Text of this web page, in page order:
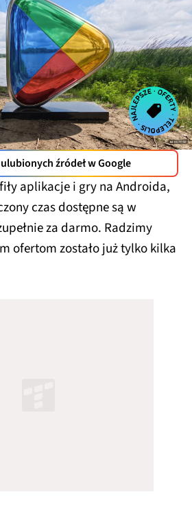
źródeł w Google
aplikacje i gry na Androida,
czas dostępne są w
za darmo. Radzimy
ofertom zostało już tylko kilka